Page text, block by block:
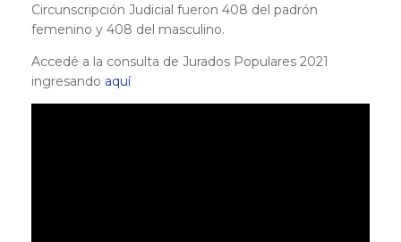
Circunscripción Judicial fueron 408 del padrón
femenino y 408 del masculino.
Accedé a la consulta de Jurados Populares 2021
ingresando aquí